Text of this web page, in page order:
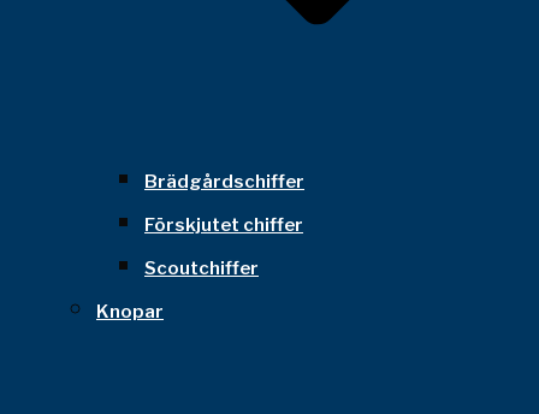
Brädgårdschiffer
Förskjutet chiffer
Scoutchiffer
Knopar